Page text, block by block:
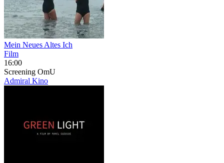
Mein Neues Altes Ich
Film
16:00
Screening OmU
Admiral Kino